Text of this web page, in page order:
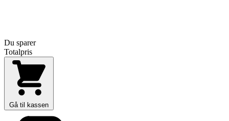
Du sparer
Totalpris
Gå til kassen